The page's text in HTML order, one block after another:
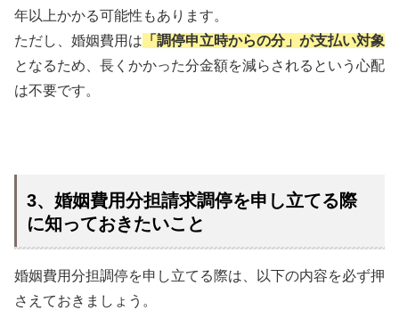
年以上かかる可能性もあります。
ただし、婚姻費用は 「調停申立時からの分」が支払い対象
となるため、長くかかった分金額を減らされるという心配
は不要です。
3、婚姻費用分担請求調停を申し立てる際
に知っておきたいこと
婚姻費用分担調停を申し立てる際は、以下の内容を必ず押
さえておきましょう。